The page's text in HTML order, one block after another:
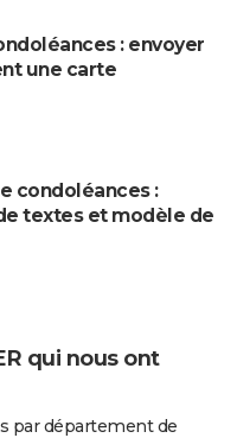
: envoyer
une carte
condoléances :
textes et modèle de
qui nous ont
par département de